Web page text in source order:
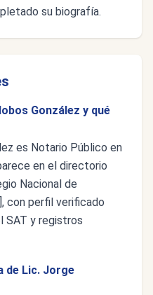
su biografía.
González y qué
es Notario Público en
en el directorio
Nacional de
con perfil verificado
SAT y registros
de Lic. Jorge